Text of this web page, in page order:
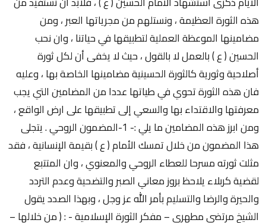
هذه الثورة العظيمة ، ونستلهم من مجرياتها العبر ، ومن
مضامينها الموعظة العملية لتطبيقها في حياتنا ، وان نحب
الحسين ( ع ) بالعمل لا بالقول ، حيث لا يخفى أن لكل ثورة
أصلاحية وثورية كالثورة الحسينية مضامينها الخاصة بها ، وعليه
فان هذه الثورة تحوي في طياتها عددا من المضامين التي يجب
معرفتها والاقتداء بها والسعي إلى تطبيقها على ارض الواقع ،
ومن ابرز هذه المضامين ما يلي :- 1-المضمون الروحي . يتجلى
هذا المضمون من خلال تمسك الأمام ( ع ) بقيمة الإنسانية ، فقد
مثلت ثورته مسرحا للعطاء الروحي والمعنوي ، وان المتتبع
لقضية كربلاء يلاحظ بروز معاني الصبر والتضحية وعدم التردد
والحيرة والرضا والتسليم بأمر الله عز وجل ، وبهذا الصدد يقول
الشيخ مرتضى مطهري – مفكر الثورة الإسلامية - : ( من خلالها –